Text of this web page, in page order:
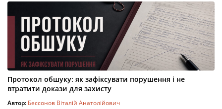
Протокол обшуку: як зафіксувати порушення і не
втратити докази для захисту
Автор: Бессонов Віталій Анатолійович